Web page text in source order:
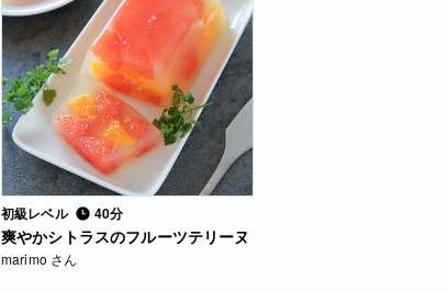
初級レベル 40分
爽やかシトラスのフルーツテリーヌ
marimo さん